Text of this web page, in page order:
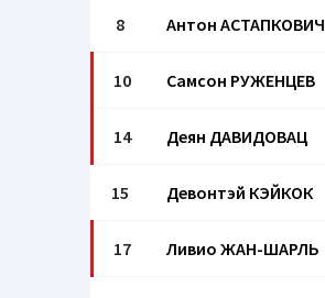
8 Антон АСТАПКОВИЧ
10 Самсон РУЖЕНЦЕВ
14 Деян ДАВИДОВАЦ
15 Девонтэй КЭЙКОК
17 Ливио ЖАН-ШАРЛЬ